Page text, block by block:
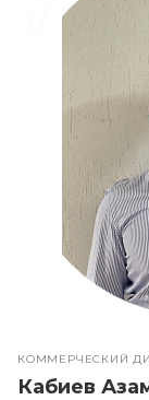
КОММЕРЧЕСКИЙ
Кабиев